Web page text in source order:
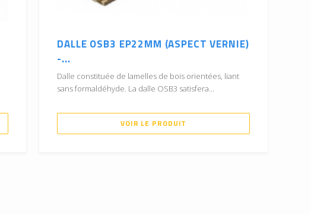
DALLE OSB3 EP22MM (ASPECT VERNIE)
-...
Dalle constituée de lamelles de bois orientées, liant
sans formaldéhyde. La dalle OSB3 satisfera...
VOIR LE PRODUIT